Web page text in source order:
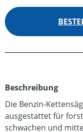
Beschreibung
Die Benzin-
ausgestattet für
schwachen und